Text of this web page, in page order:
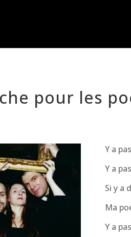
pour les
Y a
Y a
Si y a
Ma
Y a